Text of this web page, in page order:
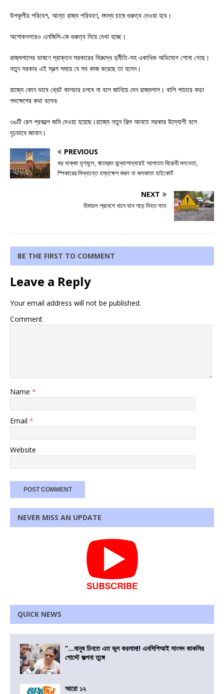
উপকূলীয় পরিবেশ, আন্ত রাজ্য পরিবহণ, মৎস্য চাষে গুরুত্ব দেওয়া হবে।
অশোকনগরেও এনজিসি-কে গুরুত্ব দিয়ে দেখা হচ্ছে।
রাজ্যপালের ভাষণে প্রাক্তন সরকারের বিরুদ্ধে দুর্নীতি-সহ একাধিক অভিযোগ শোনা গেছে।
নতুন সরকার এই স্বল্প সময়ে যে সব কাজ করেছে তা বলেন।
রাজ্যে কোন ভাবে থ্রেট কালচার চলবে না বলে জানিয়ে দেন রাজ্যপাল। বালি পাচারে কড়া
পদক্ষেপের কথা বলেন৷
৩৬টি রেল প্রকল্পে জমি দেওয়া হয়েছে।রাজ্যে নতুন শিল্প আনতে সরকার উদ্যোগী বলে
দৃঢ়ভাবে জানান।
PREVIOUS
বড় ধাক্কা তৃণমূলে, ঋতব্রত বন্দ্যোপাধ্যায়ই আপাতত বিরোধী দলনেতা,
স্পিকারের সিদ্ধান্তে হস্তক্ষেপ করল না কলকাতা হাইকোর্ট
NEXT
হিমাচল প্রদেশে খাদে যান পড়ে নিহত সাত
BE THE FIRST TO COMMENT
Leave a Reply
Your email address will not be published.
Comment
Name *
Email *
Website
NEVER MISS AN UPDATE
QUICK NEWS
“…মানুষ চিনতে এত ভুল করলাম!! এনসিপিআই সাংসদ কাকলির
পোস্টে জল্পনা তুঙ্গে
আরো ১২